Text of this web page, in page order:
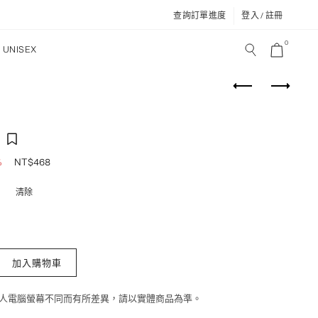
查詢訂單進度 登入 / 註冊
UNISEX
0
NT$468
清除
腰帶 數量
加入購物車
電腦螢幕不同而有所差異，請以實體商品為準。